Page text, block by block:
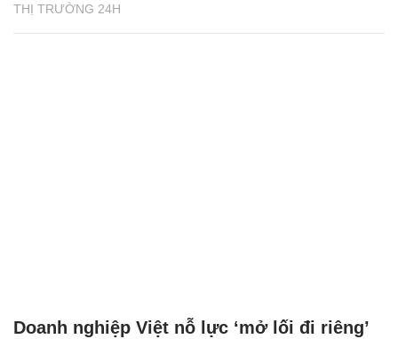
THỊ TRƯỜNG 24H
Doanh nghiệp Việt nỗ lực ‘mở lối đi riêng’